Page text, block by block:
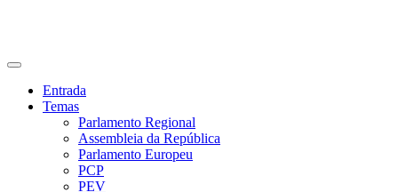
Entrada
Temas
Parlamento Regional
Assembleia da República
Parlamento Europeu
PCP
PEV